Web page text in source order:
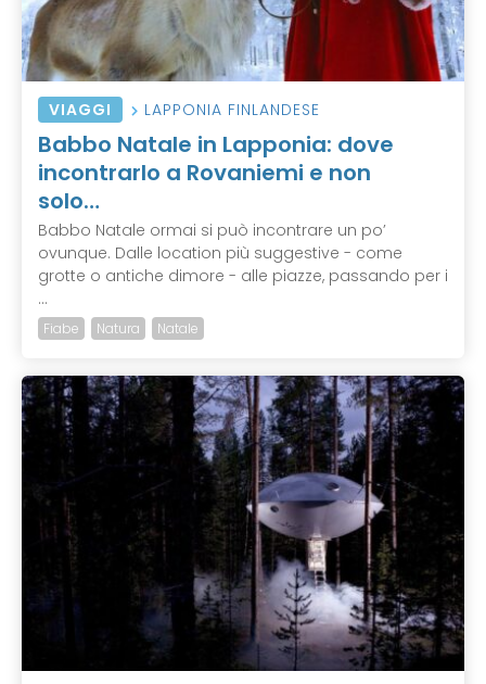
VIAGGI LAPPONIA FINLANDESE
Babbo Natale in Lapponia: dove
incontrarlo a Rovaniemi e non
solo…
Babbo Natale ormai si può incontrare un po’
ovunque. Dalle location più suggestive - come
grotte o antiche dimore - alle piazze, passando per i
...
Fiabe Natura Natale